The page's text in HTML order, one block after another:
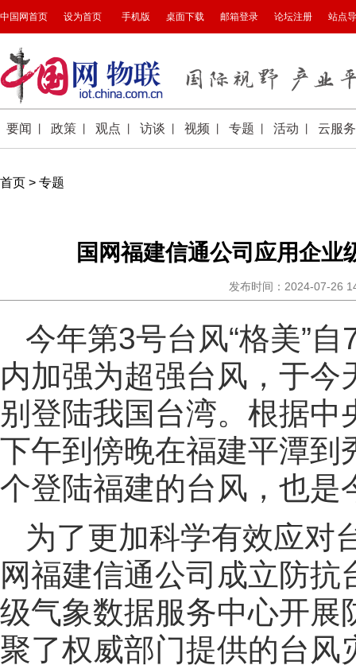
首页 > 专题
国网福建信通公司应用企业
发布时间：2024-07-26
今年第3号台风“格美”
内加强为超强台风，于
别登陆我国台湾。根据中
下午到傍晚在福建平潭到
个登陆福建的台风，也是
为了更加科学有效应对
网福建信通公司成立防抗
级气象数据服务中心开展
聚了权威部门提供的台风